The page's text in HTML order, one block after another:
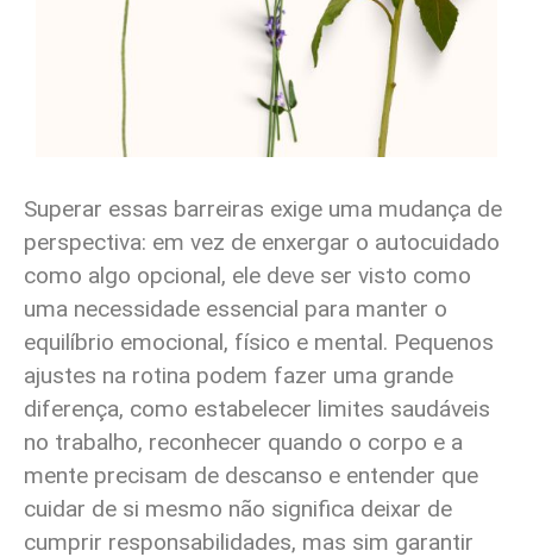
Superar essas barreiras exige uma mudança de
perspectiva: em vez de enxergar o autocuidado
como algo opcional, ele deve ser visto como
uma necessidade essencial para manter o
equilíbrio emocional, físico e mental. Pequenos
ajustes na rotina podem fazer uma grande
diferença, como estabelecer limites saudáveis
no trabalho, reconhecer quando o corpo e a
mente precisam de descanso e entender que
cuidar de si mesmo não significa deixar de
cumprir responsabilidades, mas sim garantir